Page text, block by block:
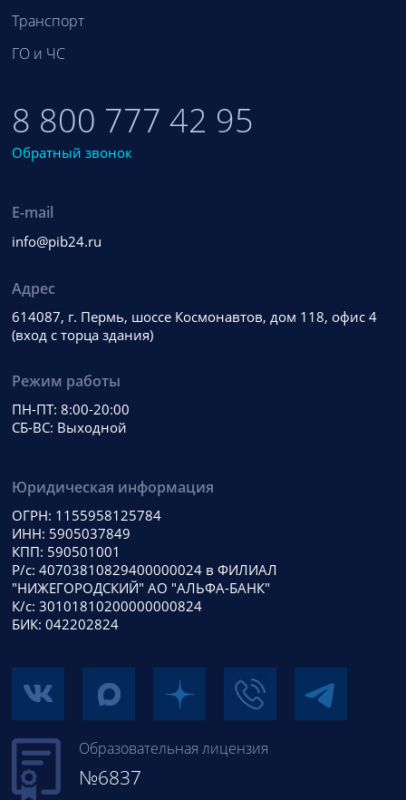
Транспорт
ГО и ЧС
8 800 777 42 95
Обратный звонок
E-mail
info@pib24.ru
Адрес
614087, г. Пермь, шоссе Космонавтов, дом 118, офис 4
(вход с торца здания)
Режим работы
ПН-ПТ: 8:00-20:00
СБ-ВС: Выходной
Юридическая информация
ОГРН: 1155958125784
ИНН: 5905037849
КПП: 590501001
Р/с: 40703810829400000024 в ФИЛИАЛ
"НИЖЕГОРОДСКИЙ" АО "АЛЬФА-БАНК"
К/с: 30101810200000000824
БИК: 042202824
Образовательная лицензия
№6837